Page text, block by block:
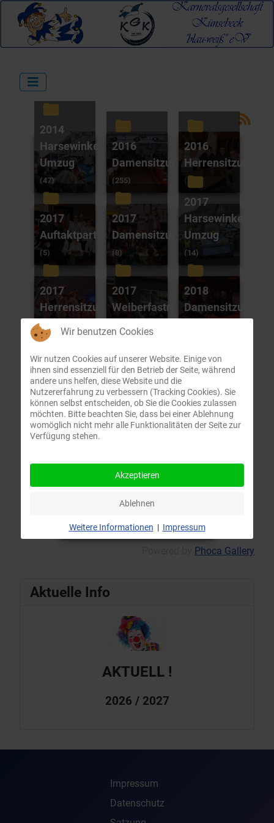
2014
Harsewinkel
Umzug
(47)
2016
Damensitzung
(255)
2016
Herrensitzung
(171)
2017
Auftaktparty
(5)
2017
Damensitzung
(8)
2017
Harsewinkel
Umzug
(14)
2017
Herrensitzung
(14)
2017
Weiberfastnacht
2018
Damensitzung
2018
Herrensitzung
(37)
2018
Kinderkarneval
(9)
2018
(245)
2023 Herrensitzung
Phoca Gallery
Aktuelle Info
AKTUELL !
2026 / 2027
Impressum
Datenschutz
Wir benutzen Cookies
Wir nutzen Cookies auf unserer Website. Einige von
ihnen sind essenziell für den Betrieb der Seite, während
andere uns helfen, diese Website und die
Nutzererfahrung zu verbessern (Tracking Cookies). Sie
können selbst entscheiden, ob Sie die Cookies zulassen
möchten. Bitte beachten Sie, dass bei einer Ablehnung
womöglich nicht mehr alle Funktionalitäten der Seite zur
Verfügung stehen.
Akzeptieren
Ablehnen
Weitere Informationen | Impressum